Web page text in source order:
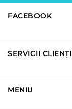
FACEBOOK
SERVICII CLIENȚI
MENIU